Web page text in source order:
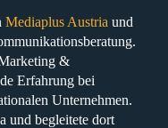
Mediaplus Austria und
&
Erfahrung bei
Unternehmen.
und begleitete dort